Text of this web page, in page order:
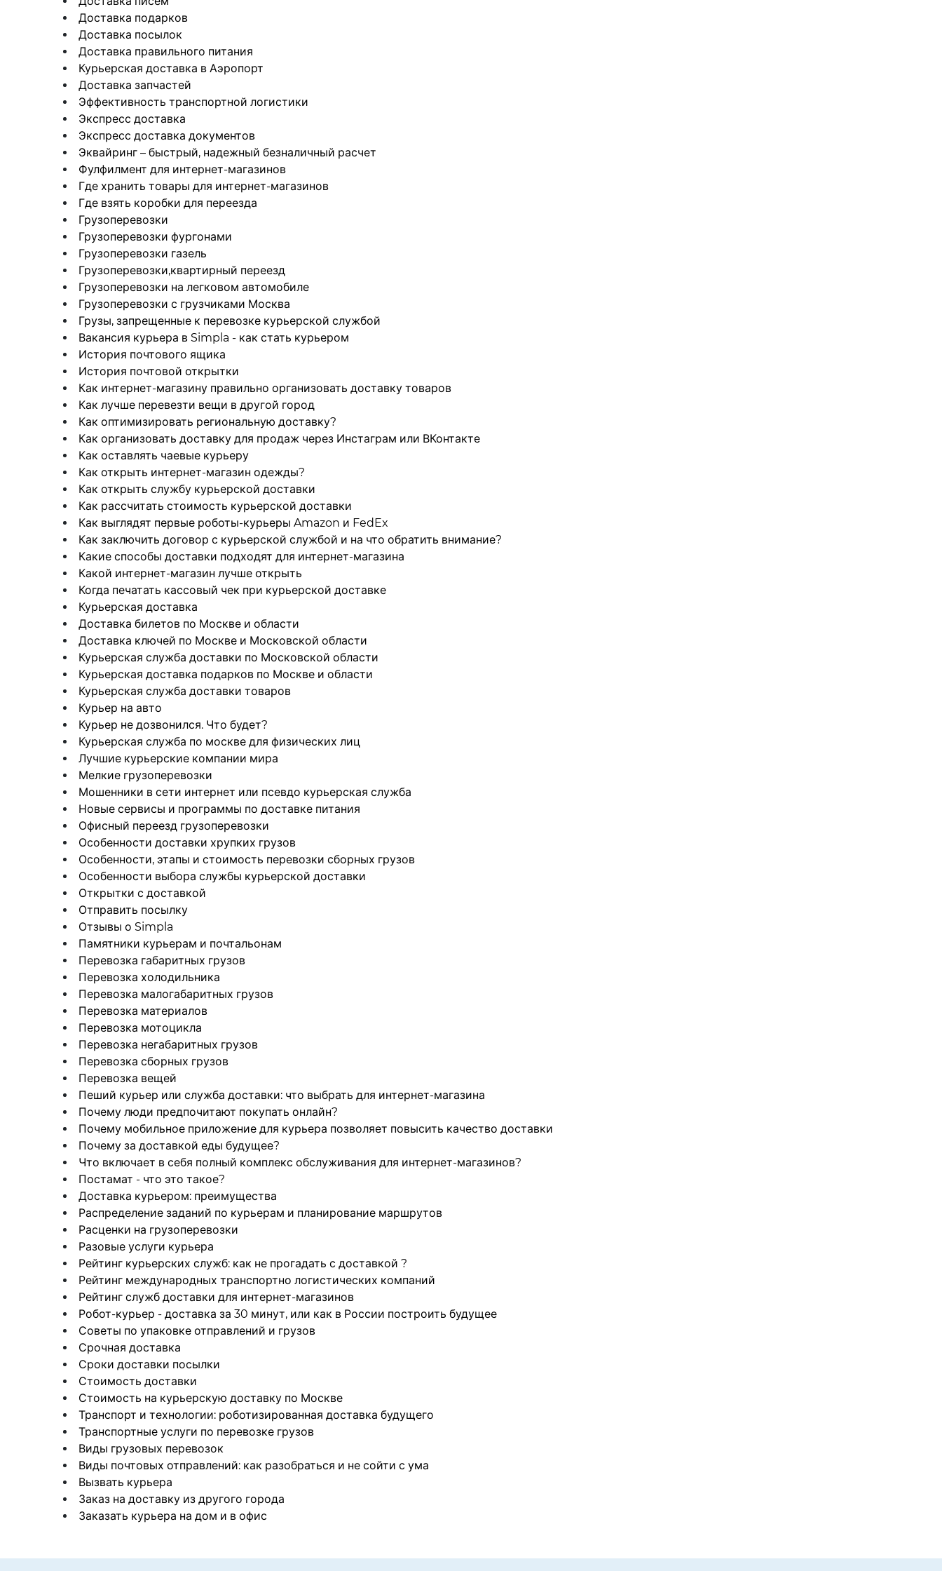
Доставка подарков
Доставка посылок
Доставка правильного питания
Курьерская доставка в Аэропорт
Доставка запчастей
Эффективность транспортной логистики
Экспресс доставка
Экспресс доставка документов
Эквайринг – быстрый, надежный безналичный расчет
Фулфилмент для интернет-магазинов
Где хранить товары для интернет-магазинов
Где взять коробки для переезда
Грузоперевозки
Грузоперевозки фургонами
Грузоперевозки газель
Грузоперевозки,квартирный переезд
Грузоперевозки на легковом автомобиле
Грузоперевозки с грузчиками Москва
Грузы, запрещенные к перевозке курьерской службой
Вакансия курьера в Simpla - как стать курьером
История почтового ящика
История почтовой открытки
Как интернет-магазину правильно организовать доставку товаров
Как лучше перевезти вещи в другой город
Как оптимизировать региональную доставку?
Как организовать доставку для продаж через Инстаграм или ВКонтакте
Как оставлять чаевые курьеру
Как открыть интернет-магазин одежды?
Как открыть службу курьерской доставки
Как рассчитать стоимость курьерской доставки
Как выглядят первые роботы-курьеры Amazon и FedEx
Как заключить договор с курьерской службой и на что обратить внимание?
Какие способы доставки подходят для интернет-магазина
Какой интернет-магазин лучше открыть
Когда печатать кассовый чек при курьерской доставке
Курьерская доставка
Доставка билетов по Москве и области
Доставка ключей по Москве и Московской области
Курьерская служба доставки по Московской области
Курьерская доставка подарков по Москве и области
Курьерская служба доставки товаров
Курьер на авто
Курьер не дозвонился. Что будет?
Курьерская служба по москве для физических лиц
Лучшие курьерские компании мира
Мелкие грузоперевозки
Мошенники в сети интернет или псевдо курьерская служба
Новые сервисы и программы по доставке питания
Офисный переезд грузоперевозки
Особенности доставки хрупких грузов
Особенности, этапы и стоимость перевозки сборных грузов
Особенности выбора службы курьерской доставки
Открытки с доставкой
Отправить посылку
Отзывы о Simpla
Памятники курьерам и почтальонам
Перевозка габаритных грузов
Перевозка холодильника
Перевозка малогабаритных грузов
Перевозка материалов
Перевозка мотоцикла
Перевозка негабаритных грузов
Перевозка сборных грузов
Перевозка вещей
Пеший курьер или служба доставки: что выбрать для интернет-магазина
Почему люди предпочитают покупать онлайн?
Почему мобильное приложение для курьера позволяет повысить качество доставки
Почему за доставкой еды будущее?
Что включает в себя полный комплекс обслуживания для интернет-магазинов?
Постамат - что это такое?
Доставка курьером: преимущества
Распределение заданий по курьерам и планирование маршрутов
Расценки на грузоперевозки
Разовые услуги курьера
Рейтинг курьерских служб: как не прогадать с доставкой ?
Рейтинг международных транспортно логистических компаний
Рейтинг служб доставки для интернет-магазинов
Робот-курьер - доставка за 30 минут, или как в России построить будущее
Советы по упаковке отправлений и грузов
Срочная доставка
Сроки доставки посылки
Стоимость доставки
Стоимость на курьерскую доставку по Москве
Транспорт и технологии: роботизированная доставка будущего
Транспортные услуги по перевозке грузов
Виды грузовых перевозок
Виды почтовых отправлений: как разобраться и не сойти с ума
Вызвать курьера
Заказ на доставку из другого города
Заказать курьера на дом и в офис